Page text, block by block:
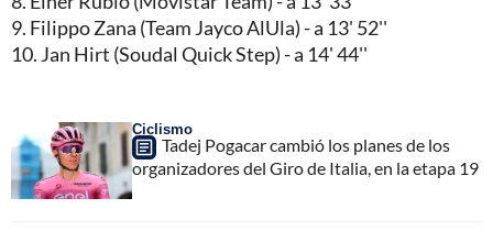
9. Filippo Zana (Team Jayco AlUla) - a 13' 52''
10. Jan Hirt (Soudal Quick Step) - a 14' 44''
Ciclismo
Tadej Pogacar cambió los planes de los
organizadores del Giro de Italia, en la etapa 19